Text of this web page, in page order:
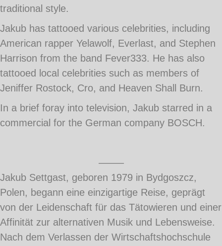
traditional style.
Jakub has tattooed various celebrities, including
American rapper Yelawolf, Everlast, and Stephen
Harrison from the band Fever333. He has also
tattooed local celebrities such as members of
Jeniffer Rostock, Cro, and Heaven Shall Burn.
In a brief foray into television, Jakub starred in a
commercial for the German company BOSCH.
——–
Jakub Settgast, geboren 1979 in Bydgoszcz,
Polen, begann eine einzigartige Reise, geprägt
von der Leidenschaft für das Tätowieren und einer
Affinität zur alternativen Musik und Lebensweise.
Nach dem Verlassen der Wirtschaftshochschule